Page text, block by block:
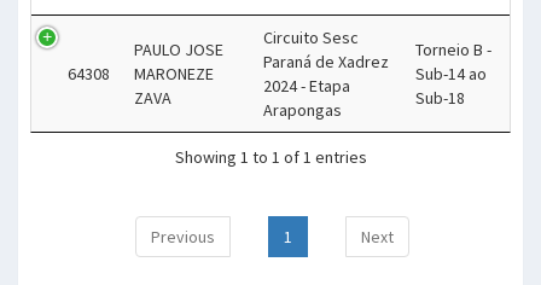
64308
PAULO JOSE
MARONEZE
ZAVA
Circuito Sesc
Paraná de Xadrez
2024 - Etapa
Arapongas
Torneio B -
Sub-14 ao
Sub-18
Showing 1 to 1 of 1 entries
Previous 1 Next